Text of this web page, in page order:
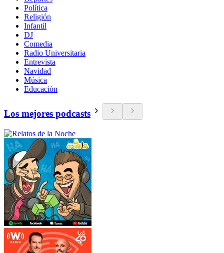
Política
Religión
Infantil
DJ
Comedia
Radio Universitaria
Entrevista
Navidad
Música
Educación
Los mejores podcasts